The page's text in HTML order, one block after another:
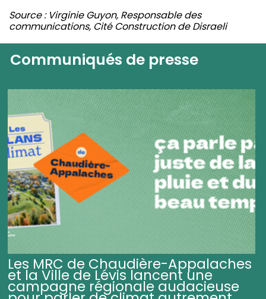
Source : Virginie Guyon, Responsable des
communications, Cité Construction de Disraeli
Communiqués de presse
Les MRC de Chaudière-Appalaches
et la Ville de Lévis lancent une
campagne régionale audacieuse